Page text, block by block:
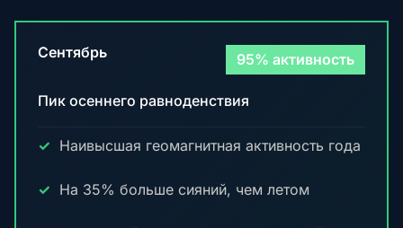
Сентябрь 95% активность
Пик осеннего равноденствия
Наивысшая геомагнитная активность года
На 35% больше сияний, чем летом